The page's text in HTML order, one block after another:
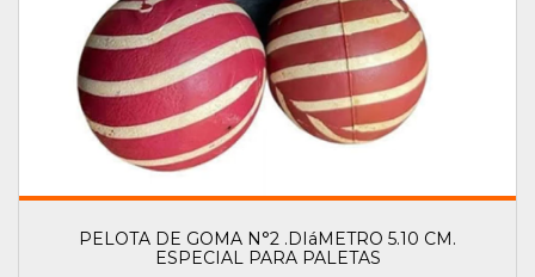
PELOTA DE GOMA N°2 .DIáMETRO 5.10 CM.
ESPECIAL PARA PALETAS